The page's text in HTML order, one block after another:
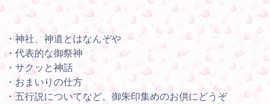
・神社、神道とはなんぞや
・代表的な御祭神
・サクッと神話
・おまいりの仕方
・五行説についてなど。御朱印集めのお供にどうぞ